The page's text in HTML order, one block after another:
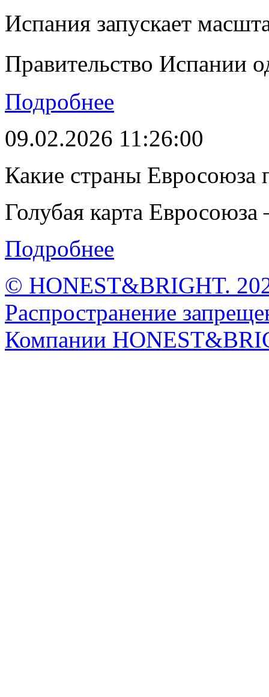
Испания запускает
Правительство Испании
Подробнее
09.02.2026 11:26:00
Какие страны Евросоюза
Голубая карта Евросоюза
Подробнее
© HONEST&BRIGHT.
Распространение
Компании